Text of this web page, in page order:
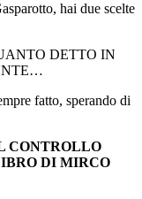
hai due scelte
DETTO IN
fatto, sperando di
CONTROLLO
DI MIRCO